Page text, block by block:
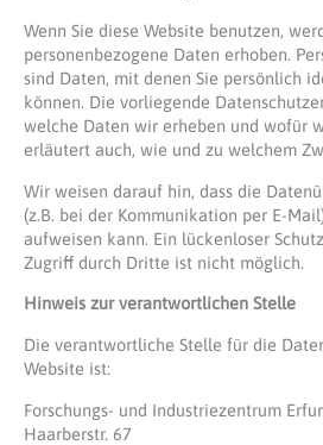
Wenn Sie diese Website benutzen,
personenbezogene Daten erhoben.
sind Daten, mit denen Sie persönlich
können. Die vorliegende
welche Daten wir erheben und wofür
erläutert auch, wie und zu welchem
Wir weisen darauf hin, dass die
(z.B. bei der Kommunikation per E-
aufweisen kann. Ein lückenloser
Zugriff durch Dritte ist nicht möglich.
Hinweis zur verantwortlichen Stelle
Die verantwortliche Stelle für die
Website ist:
Forschungs- und Industriezentrum
Haarberstr. 67